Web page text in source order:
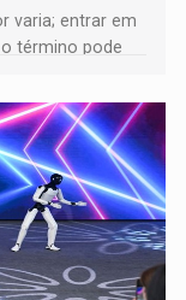
varia; entrar em
término pode